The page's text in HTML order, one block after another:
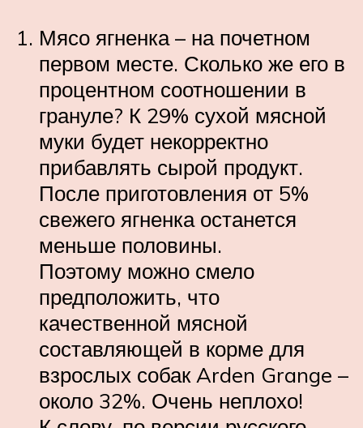
Мясо ягненка – на почетном
первом месте. Сколько же его в
процентном соотношении в
грануле? К 29% сухой мясной
муки будет некорректно
прибавлять сырой продукт.
После приготовления от 5%
свежего ягненка останется
меньше половины.
Поэтому можно смело
предположить, что
качественной мясной
составляющей в корме для
взрослых собак Arden Grange –
около 32%. Очень неплохо!